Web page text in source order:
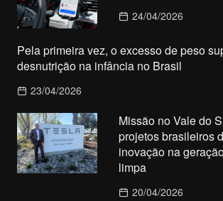
24/04/2026
Pela primeira vez, o excesso de peso
desnutrição na infância no Brasil
23/04/2026
Missão no Vale do
projetos brasileiros
inovação na
limpa
20/04/2026